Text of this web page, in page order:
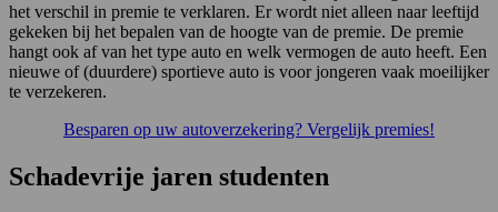
het verschil in premie te verklaren. Er wordt niet alleen naar leeftijd
gekeken bij het bepalen van de hoogte van de premie. De premie
hangt ook af van het type auto en welk vermogen de auto heeft. Een
nieuwe of (duurdere) sportieve auto is voor jongeren vaak moeilijker
te verzekeren.
Besparen op uw autoverzekering? Vergelijk premies!
Schadevrije jaren studenten